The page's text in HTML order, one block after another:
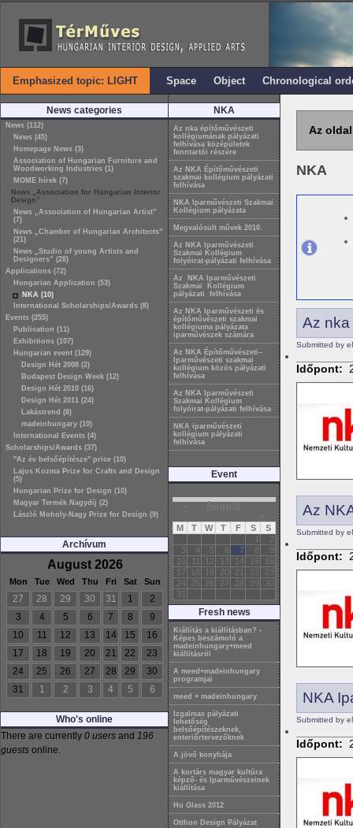
Emphasized topic: LIGHT Space Object Chronological
News categories
News (112)
News (45)
Homepage News (3)
Association of Hungarian Furniture and
Woodworking Industries (1)
MOME hírek (7)
News „Association for Hungarian Interior
Design”
News „Association of Hungarian Artist”
(7)
News „Chamber of Hungarian Architects”
(21)
News „Studio of young Artists and
Designers” (28)
Applications (72)
Hungarian Application (53)
NKA (10)
International Scholarships/Awards (8)
Events (255)
Publication (11)
Exhibitions (107)
Hungarian event (129)
Design Hét 2008 (2)
Budapest Design Week (12)
Design Hét 2010 (16)
Design Hét 2011 (24)
Lakástrend (8)
madeinhungary (10)
International Events (4)
Scholarships/Awards (37)
"Az év belsőépítésze" price (10)
Lajos Kozma Prize for Crafts and Design
(5)
Hungarian Prize for Design (10)
Magyar Termék Nagydíj (2)
László Moholy-Nagy Prize for Design (9)
Archívum
August 2026
Mon Tue Wed Thu Fri Sat Sun
27 28 29 30 31 1
2
3
4 5 6 7 8
9
10
11 12 13 14 15
16
17
18 19 20 21 22
23
24
25 26 27 28 29
30
31
1 2 3 4 5 6
Who's online
There are currently 0 users and 196
guests online.
NKA
Az nka építőművészeti
kollégiumának pályázati
felhívása középületek
fenntartói részére
Az NKA Építőművészeti
szakmai kollégium pályázati
felhívása
NKA Iparművészeti Szakmai
Kollégium pályázata
Megvalósult művek 2010.
Az NKA Iparművészeti
Szakmai Kollégium
folyóirat-pályázati felhívása
Az NKA Iparművészeti
Szakmai Kollégium
pályázati felhívása
Az NKA Iparművészeti és
építőművészeti szakmai
kollégiuma pályázata
iparművészek számára
Az NKA Építőművészeti–
Iparművészeti szakmai
kollégium közös pályázati
felhívása
Az NKA Iparművészeti
Szakmai Kollégium
folyóirat-pályázati felhívása
NKA iparművészeti
kollégium pályázati
felhívása
Event
« August
M T W T F S
S
1
2
3
4 5 6 7 8
9
10
11 12 13 14 15
16
17
18 19 20 21 22
23
24
25 26 27 28 29
30
31
Fresh news
Kiállítás a kiállításban? -
Képes beszámoló a
madeinhungary+meed
kiállításról
A meed+madeinhungary
programjai
meed + madeinhungary
Izgalmas pályázati
lehetőség
belsőépítészeknek,
enteriőrtervezőknek
A jövő konyhája
A kortárs magyar kultúra
képző- és Iparművészeinek
kiállítása
Hu Glass 2012
Otthon Design Pályázat
Az
NKA
Az
Submitted by
Időpont:
Az
Submitted by
Időpont:
NKA
Submitted by
Időpont: